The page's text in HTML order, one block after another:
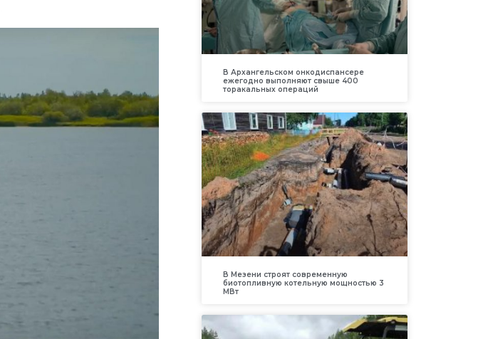
В Архангельском онкодиспансере
ежегодно выполняют свыше 400
торакальных операций
В Мезени строят современную
биотопливную котельную мощностью 3
МВт